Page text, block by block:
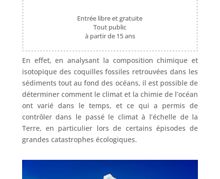
Entrée libre et gratuite
Tout public
à partir de 15 ans
En effet, en analysant la composition chimique et
isotopique des coquilles fossiles retrouvées dans les
sédiments tout au fond des océans, il est possible de
déterminer comment le climat et la chimie de l’océan
ont varié dans le temps, et ce qui a permis de
contrôler dans le passé le climat à l’échelle de la
Terre, en particulier lors de certains épisodes de
grandes catastrophes écologiques.